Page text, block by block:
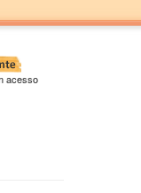
acesso